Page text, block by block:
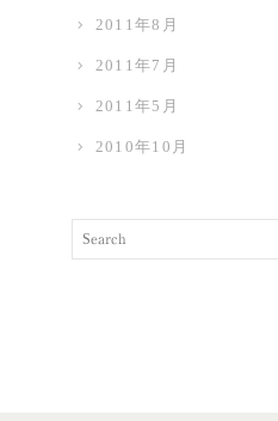
2011年8月
2011年7月
2011年5月
2010年10月